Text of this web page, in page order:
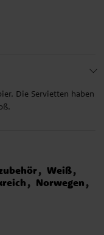
Die Servietten haben
Weiß
Norwegen